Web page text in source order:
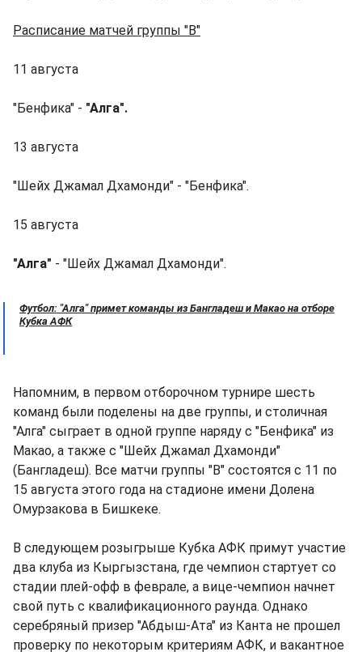
Расписание матчей группы "В"
11 августа
"Бенфика" - "Алга".
13 августа
"Шейх Джамал Дхамонди" - "Бенфика".
15 августа
"Алга" - "Шейх Джамал Дхамонди".
Футбол: "Алга" примет команды из Бангладеш и Макао на отборе
Кубка АФК
Напомним, в первом отборочном турнире шесть
команд были поделены на две группы, и столичная
"Алга" сыграет в одной группе наряду с "Бенфика" из
Макао, а также с "Шейх Джамал Дхамонди"
(Бангладеш). Все матчи группы "В" состоятся с 11 по
15 августа этого года на стадионе имени Долена
Омурзакова в Бишкеке.
В следующем розыгрыше Кубка АФК примут участие
два клуба из Кыргызстана, где чемпион стартует со
стадии плей-офф в феврале, а вице-чемпион начнет
свой путь с квалификационного раунда. Однако
серебряный призер "Абдыш-Ата" из Канта не прошел
проверку по некоторым критериям АФК, и вакантное